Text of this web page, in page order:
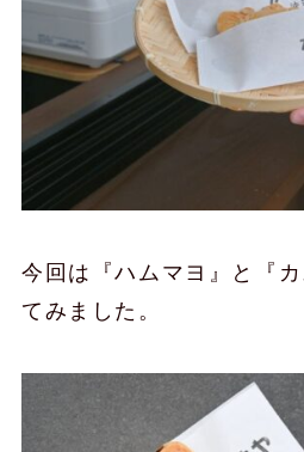
今回は『ハムマヨ』と『
てみました。